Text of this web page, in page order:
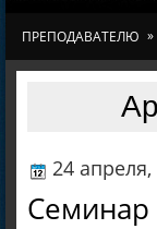
ПРЕПОДАВАТЕЛЮ »
24 апреля,
Семинар